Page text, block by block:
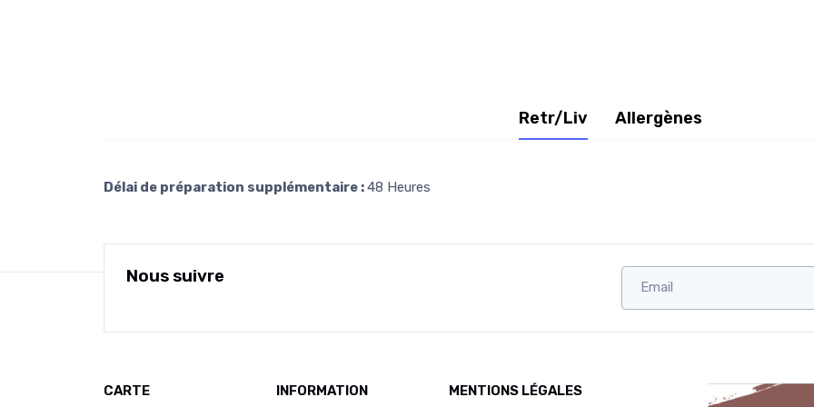
Retr/Liv Allergènes
Délai de préparation supplémentaire :48 Heures
Nous suivre
CARTE INFORMATION MENTIONS LÉGALES